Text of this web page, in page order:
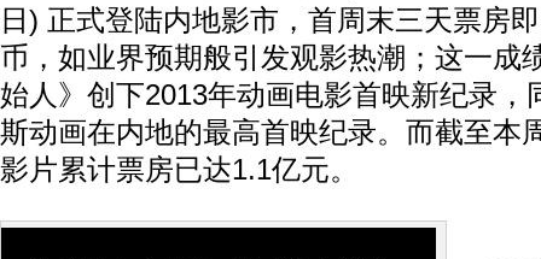
日) 正式登陆内地影市，首周末三天票房
币，如业界预期般引发观影热潮；这一成
始人》创下2013年动画电影首映新纪录，
斯动画在内地的最高首映纪录。而截至本
影片累计票房已达1.1亿元。